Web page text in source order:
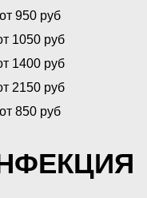
от 950 руб
1050 руб
1400 руб
2150 руб
от 850 руб